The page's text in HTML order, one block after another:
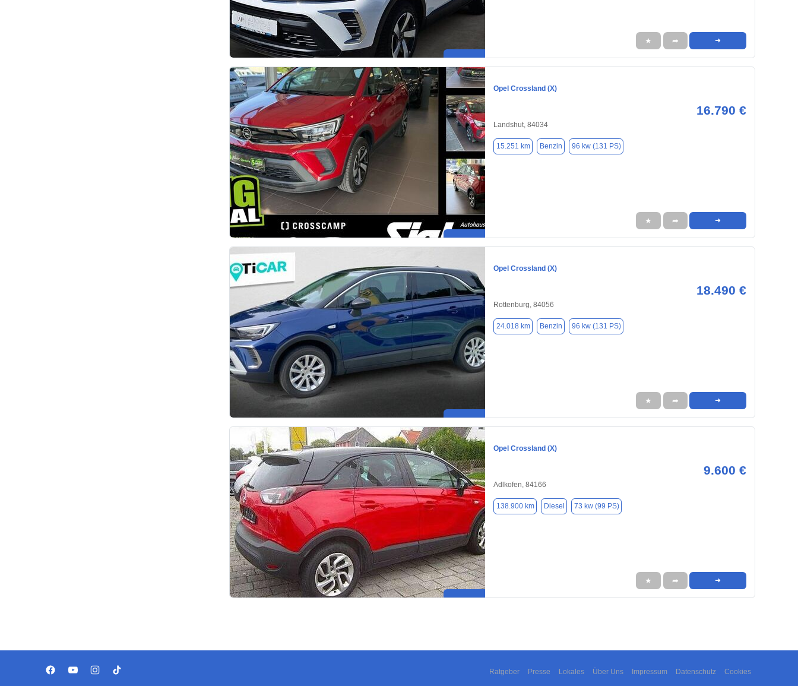
★ ➦ ➜
Opel Crossland (X)
16.790 €
Landshut, 84034
15.251 km Benzin 96 kw (131 PS)
★ ➦ ➜
Opel Crossland (X)
18.490 €
Rottenburg, 84056
24.018 km Benzin 96 kw (131 PS)
★ ➦ ➜
Opel Crossland (X)
9.600 €
Adlkofen, 84166
138.900 km Diesel 73 kw (99 PS)
★ ➦ ➜
Ratgeber Presse Lokales Über Uns Impressum Datenschutz Cookies